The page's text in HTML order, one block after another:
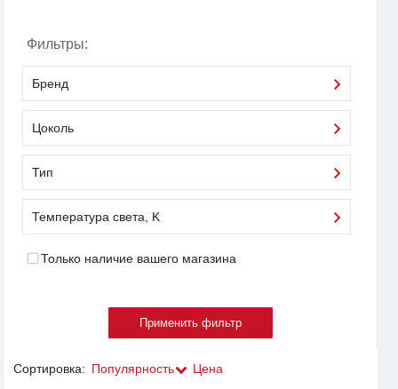
Фильтры:
Бренд
Цоколь
Тип
Температура света, K
Только наличие вашего магазина
Сортировка: Популярность Цена